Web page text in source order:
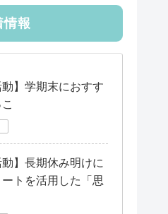
情報
動】学期末におすす
動】長期休み明けに
トを活用した「思